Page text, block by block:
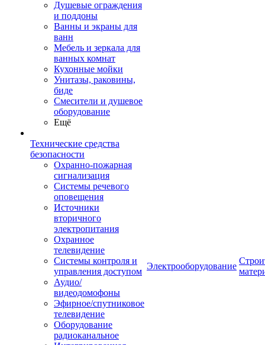
Душевые ограждения
и поддоны
Ванны и экраны для
ванн
Мебель и зеркала для
ванных комнат
Кухонные мойки
Унитазы, раковины,
биде
Смесители и душевое
оборудование
Ещё
Технические средства
безопасности
Охранно-пожарная
сигнализация
Системы речевого
оповещения
Источники
вторичного
электропитания
Охранное
телевидение
Системы контроля и
управления доступом
Аудио/
видеодомофоны
Эфирное/спутниковое
телевидение
Оборудование
радиоканальное
Электрооборудование